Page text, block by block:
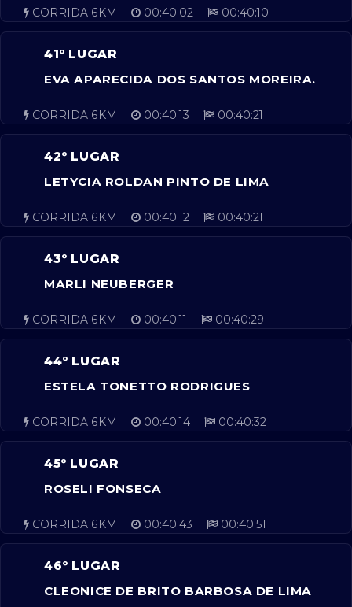
CORRIDA 6KM 00:40:02 00:40:10
41º LUGAR
EVA APARECIDA DOS SANTOS MOREIRA.
CORRIDA 6KM 00:40:13 00:40:21
42º LUGAR
LETYCIA ROLDAN PINTO DE LIMA
CORRIDA 6KM 00:40:12 00:40:21
43º LUGAR
MARLI NEUBERGER
CORRIDA 6KM 00:40:11 00:40:29
44º LUGAR
ESTELA TONETTO RODRIGUES
CORRIDA 6KM 00:40:14 00:40:32
45º LUGAR
ROSELI FONSECA
CORRIDA 6KM 00:40:43 00:40:51
46º LUGAR
CLEONICE DE BRITO BARBOSA DE LIMA